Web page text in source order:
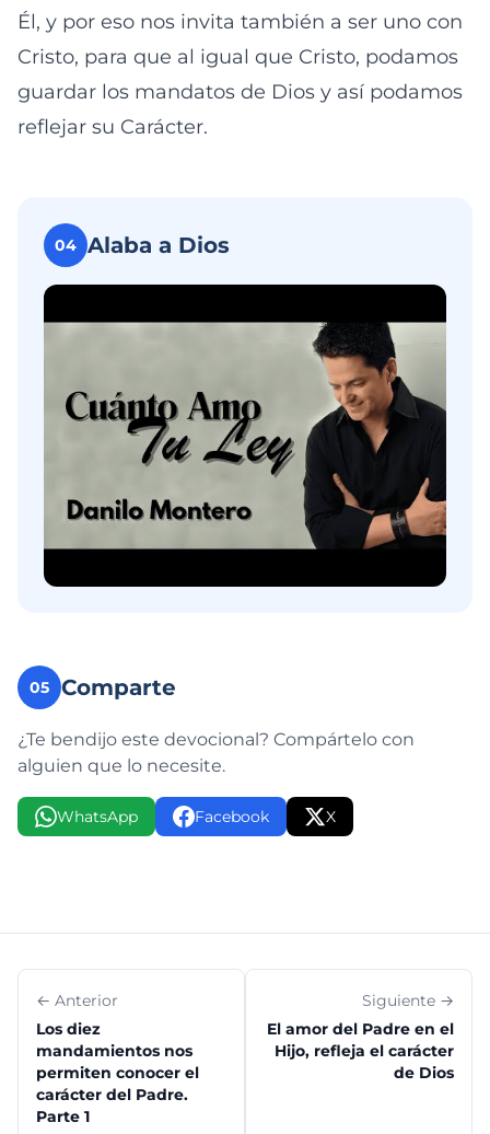
Él, y por eso nos invita también a ser uno con
Cristo, para que al igual que Cristo, podamos
guardar los mandatos de Dios y así podamos
reflejar su Carácter.
04 Alaba a Dios
05 Comparte
¿Te bendijo este devocional? Compártelo con
alguien que lo necesite.
WhatsApp Facebook X
← Anterior
Los diez
mandamientos nos
permiten conocer el
carácter del Padre.
Parte 1
Siguiente →
El amor del Padre en el
Hijo, refleja el carácter
de Dios